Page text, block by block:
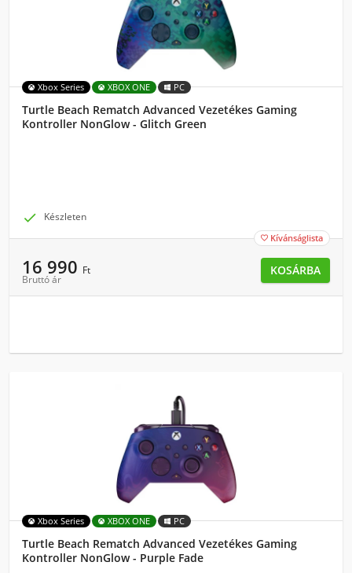
Xbox Series XBOX ONE PC
Turtle Beach Rematch Advanced Vezetékes Gaming
Kontroller NonGlow - Glitch Green
 Készleten
 Kívánságlista
16 990 Ft
Bruttó ár
KOSÁRBA
Xbox Series XBOX ONE PC
Turtle Beach Rematch Advanced Vezetékes Gaming
Kontroller NonGlow - Purple Fade